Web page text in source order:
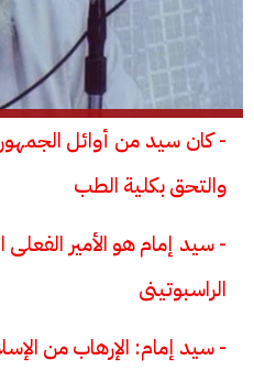
والتحق بكلية الطب
- سيد إمام هو الأمير
الراسبوتينى
- سيد إمام: الإرهاب من